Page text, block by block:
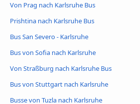
Von Prag nach Karlsruhe Bus
Prishtina nach Karlsruhe Bus
Bus San Severo - Karlsruhe
Bus von Sofia nach Karlsruhe
Von Straßburg nach Karlsruhe Bus
Bus von Stuttgart nach Karlsruhe
Busse von Tuzla nach Karlsruhe